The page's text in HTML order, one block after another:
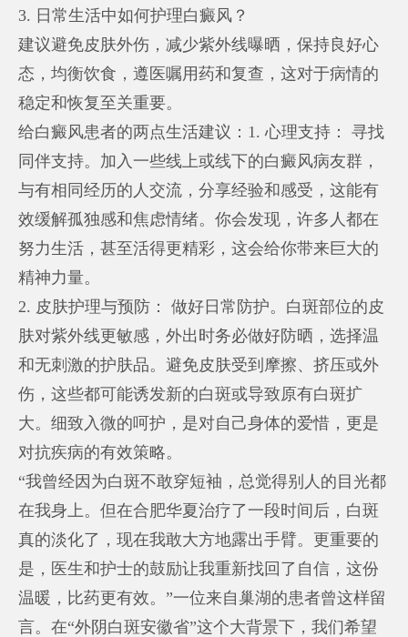
3. 日常生活中如何护理白癜风？
建议避免皮肤外伤，减少紫外线曝晒，保持良好心
态，均衡饮食，遵医嘱用药和复查，这对于病情的
稳定和恢复至关重要。
给白癜风患者的两点生活建议：1. 心理支持： 寻找
同伴支持。加入一些线上或线下的白癜风病友群，
与有相同经历的人交流，分享经验和感受，这能有
效缓解孤独感和焦虑情绪。你会发现，许多人都在
努力生活，甚至活得更精彩，这会给你带来巨大的
精神力量。
2. 皮肤护理与预防： 做好日常防护。白斑部位的皮
肤对紫外线更敏感，外出时务必做好防晒，选择温
和无刺激的护肤品。避免皮肤受到摩擦、挤压或外
伤，这些都可能诱发新的白斑或导致原有白斑扩
大。细致入微的呵护，是对自己身体的爱惜，更是
对抗疾病的有效策略。
“我曾经因为白斑不敢穿短袖，总觉得别人的目光都
在我身上。但在合肥华夏治疗了一段时间后，白斑
真的淡化了，现在我敢大方地露出手臂。更重要的
是，医生和护士的鼓励让我重新找回了自信，这份
温暖，比药更有效。”一位来自巢湖的患者曾这样留
言。在“外阴白斑安徽省”这个大背景下，我们希望